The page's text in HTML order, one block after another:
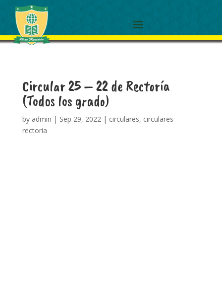
Circular 25 – 22 de Rectoría
(Todos los grado)
by admin | Sep 29, 2022| circulares, circulares
rectoria